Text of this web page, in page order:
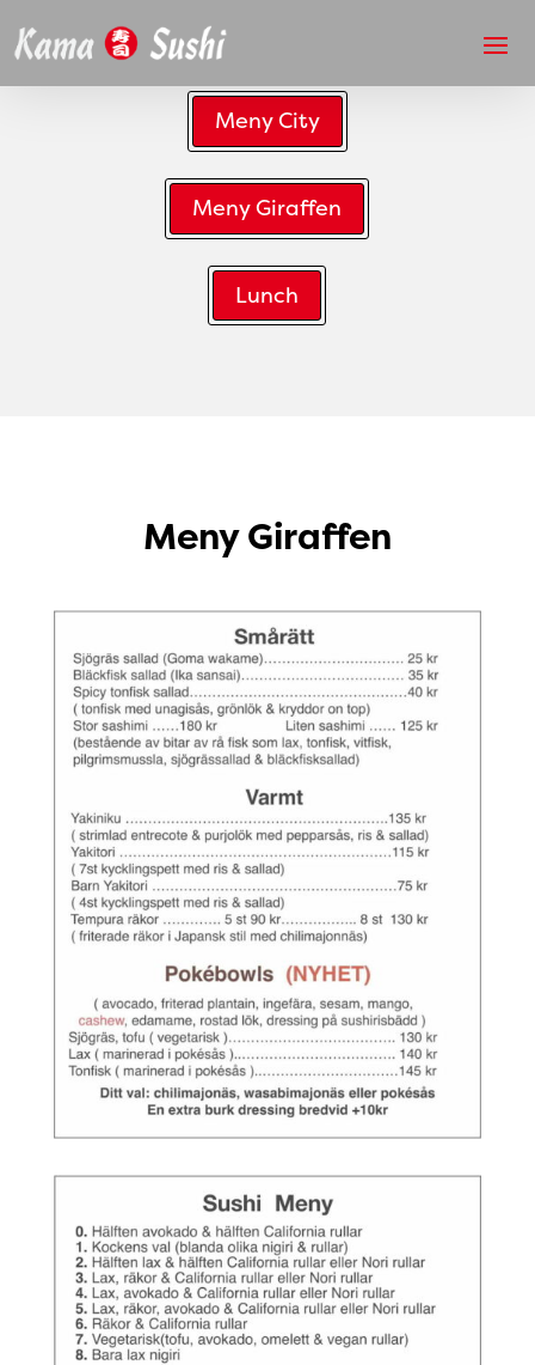
Meny City
Meny Giraffen
Lunch
Meny Giraffen